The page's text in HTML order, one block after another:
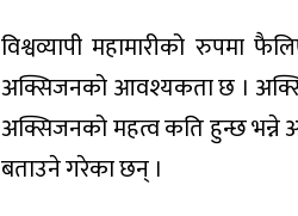
विश्वव्यापी महामारीको रुपमा
अक्सिजनको आवश्यकता छ ।
अक्सिजनको महत्व कति हुन्छ भन्ने
बताउने गरेका छन् ।